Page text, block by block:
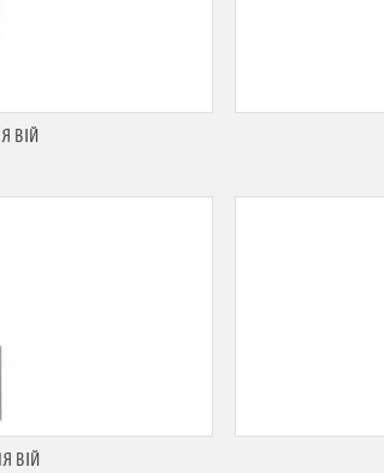
ВІЙ
ВІЙ